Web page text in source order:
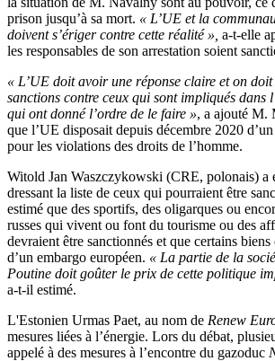
prison jusqu’à sa mort. « L’UE et la
doivent s’ériger contre cette réalité », a-t-elle
les responsables de son arrestation soient
« L’UE doit avoir une réponse claire et on
sanctions contre ceux qui sont impliqués dans
qui ont donné l’ordre de le faire », a ajouté M.
que l’UE disposait depuis décembre 2020
pour les violations des droits de l’homme.
Witold Jan Waszczykowski (CRE, polonais) a
dressant la liste de ceux qui pourraient être
estimé que des sportifs, des oligarques ou
russes qui vivent ou font du tourisme ou des
devraient être sanctionnés et que certains
d’un embargo européen. « La partie de la
Poutine doit goûter le prix de cette politique
a-t-il estimé.
L'Estonien Urmas Paet, au nom de Renew
mesures liées à l’énergie. Lors du débat,
appelé à des mesures à l’encontre du gazoduc